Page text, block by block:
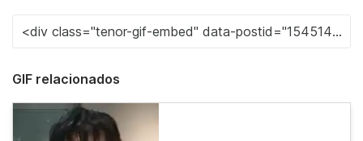
GIF relacionados